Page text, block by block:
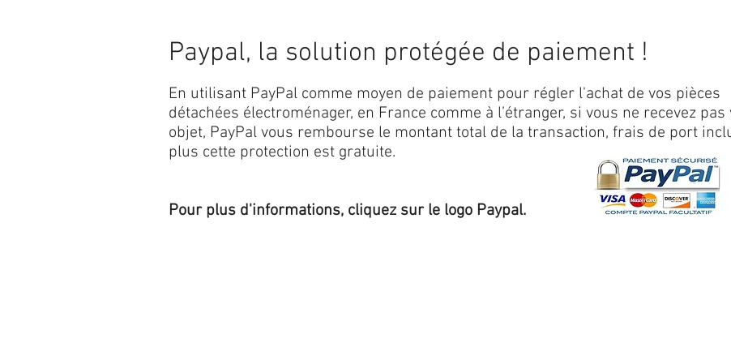
Paypal, la solution protégée de paiement !
En utilisant PayPal comme moyen de paiement pour régler l'achat de vos pièces
détachées électroménager, en France comme à l’étranger, si vous ne recevez pas
objet, PayPal vous rembourse le montant total de la transaction, frais de port
plus cette protection est gratuite.
Pour plus d'informations, cliquez sur le logo Paypal.